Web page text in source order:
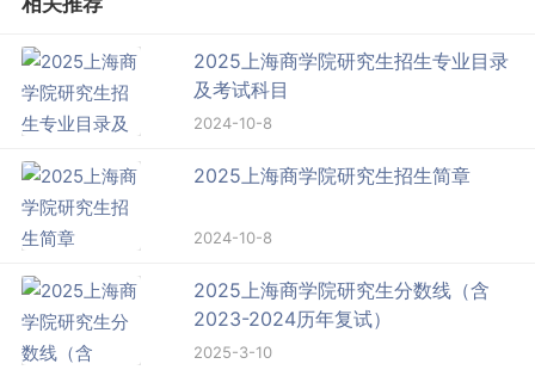
2025上海商学院研究生招生专业目录
及考试科目
2024-10-8
2025上海商学院研究生招生简章
2024-10-8
2025上海商学院研究生分数线（含
2023-2024历年复试）
2025-3-10